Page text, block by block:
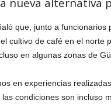
que, junto a
cultivo de café en el norte
en algunas zonas de
en experiencias
condiciones son incluso